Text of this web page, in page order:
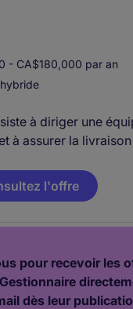
- CA$180,000 par an
à diriger une
à assurer la
Finance, tout en
ressources.
l'offre
pour recevoir les
dès leur